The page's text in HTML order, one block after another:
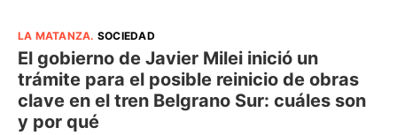
LA MATANZA. SOCIEDAD
El gobierno de Javier Milei inició un
trámite para el posible reinicio de obras
clave en el tren Belgrano Sur: cuáles son
y por qué